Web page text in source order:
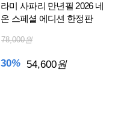
라미 사파리 만년필 2026 네
온 스페셜 에디션 한정판
78,000원
30% 54,600원